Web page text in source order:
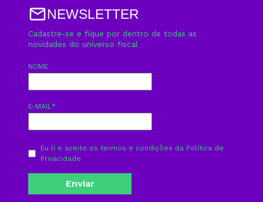
NEWSLETTER
Cadastre-se e fique por dentro de todas as
novidades do universo fiscal
NOME
E-MAIL *
Eu li e aceito os termos e condições da Política de
Privacidade